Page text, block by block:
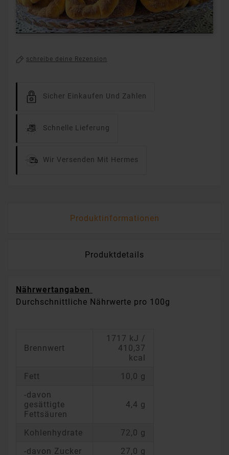
schreibe deine Rezension
Sicher Einkaufen Und Zahlen
Schnelle Lieferung
Wir Versenden Mit Hermes
Produktinformationen
Produktdetails
Nährwertangaben
Durchschnittliche Nährwerte pro 100g
Brennwert
1717 kJ /
410,37
kcal
Fett
10,0 g
-davon
gesättigte
Fettsäuren
4,4 g
Kohlenhydrate
72,0 g
-davon Zucker
27,0 g